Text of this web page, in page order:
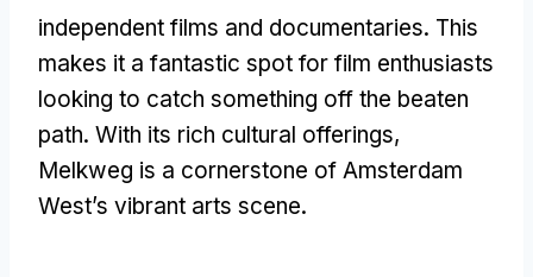
independent films and documentaries. This
makes it a fantastic spot for film enthusiasts
looking to catch something off the beaten
path. With its rich cultural offerings,
Melkweg is a cornerstone of Amsterdam
West’s vibrant arts scene.